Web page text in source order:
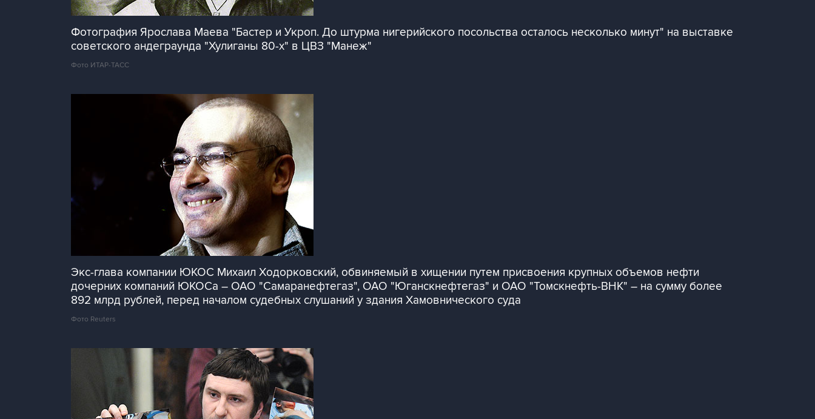
Фотография Ярослава Маева "Бастер и Укроп. До штурма нигерийского посольства осталось несколько минут" на выставке
советского андеграунда "Хулиганы 80-х" в ЦВЗ "Манеж"
Фото ИТАР-ТАСС
Экс-глава компании ЮКОС Михаил Ходорковский, обвиняемый в хищении путем присвоения крупных объемов нефти
дочерних компаний ЮКОСа – ОАО "Самаранефтегаз", ОАО "Юганскнефтегаз" и ОАО "Томскнефть-ВНК" – на сумму более
892 млрд рублей, перед началом судебных слушаний у здания Хамовнического суда
Фото Reuters